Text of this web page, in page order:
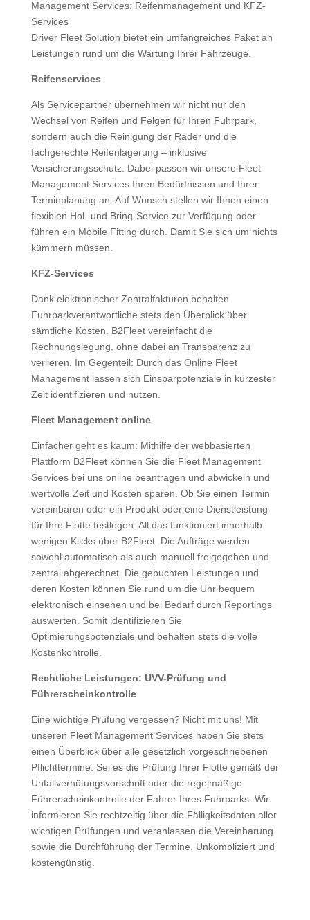
Management Services: Reifenmanagement und KFZ-
Services
Driver Fleet Solution bietet ein umfangreiches Paket an
Leistungen rund um die Wartung Ihrer Fahrzeuge.
Reifenservices
Als Servicepartner übernehmen wir nicht nur den
Wechsel von Reifen und Felgen für Ihren Fuhrpark,
sondern auch die Reinigung der Räder und die
fachgerechte Reifenlagerung – inklusive
Versicherungsschutz. Dabei passen wir unsere Fleet
Management Services Ihren Bedürfnissen und Ihrer
Terminplanung an: Auf Wunsch stellen wir Ihnen einen
flexiblen Hol- und Bring-Service zur Verfügung oder
führen ein Mobile Fitting durch. Damit Sie sich um nichts
kümmern müssen.
KFZ-Services
Dank elektronischer Zentralfakturen behalten
Fuhrparkverantwortliche stets den Überblick über
sämtliche Kosten. B2Fleet vereinfacht die
Rechnungslegung, ohne dabei an Transparenz zu
verlieren. Im Gegenteil: Durch das Online Fleet
Management lassen sich Einsparpotenziale in kürzester
Zeit identifizieren und nutzen.
Fleet Management online
Einfacher geht es kaum: Mithilfe der webbasierten
Plattform B2Fleet können Sie die Fleet Management
Services bei uns online beantragen und abwickeln und
wertvolle Zeit und Kosten sparen. Ob Sie einen Termin
vereinbaren oder ein Produkt oder eine Dienstleistung
für Ihre Flotte festlegen: All das funktioniert innerhalb
wenigen Klicks über B2Fleet. Die Aufträge werden
sowohl automatisch als auch manuell freigegeben und
zentral abgerechnet. Die gebuchten Leistungen und
deren Kosten können Sie rund um die Uhr bequem
elektronisch einsehen und bei Bedarf durch Reportings
auswerten. Somit identifizieren Sie
Optimierungspotenziale und behalten stets die volle
Kostenkontrolle.
Rechtliche Leistungen: UVV-Prüfung und
Führerscheinkontrolle
Eine wichtige Prüfung vergessen? Nicht mit uns! Mit
unseren Fleet Management Services haben Sie stets
einen Überblick über alle gesetzlich vorgeschriebenen
Pflichttermine. Sei es die Prüfung Ihrer Flotte gemäß der
Unfallverhütungsvorschrift oder die regelmäßige
Führerscheinkontrolle der Fahrer Ihres Fuhrparks: Wir
informieren Sie rechtzeitig über die Fälligkeitsdaten aller
wichtigen Prüfungen und veranlassen die Vereinbarung
sowie die Durchführung der Termine. Unkompliziert und
kostengünstig.